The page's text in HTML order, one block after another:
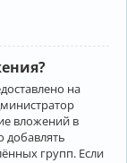
на
вложений в
групп. Если